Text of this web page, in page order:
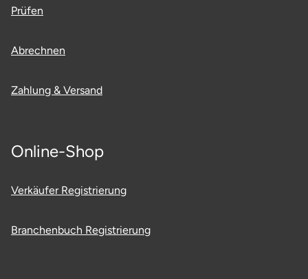
Prüfen
Abrechnen
Zahlung & Versand
Online-Shop
Verkäufer Registrierung
Branchenbuch Registrierung
Moers
Märkisch-Oderland
Münster